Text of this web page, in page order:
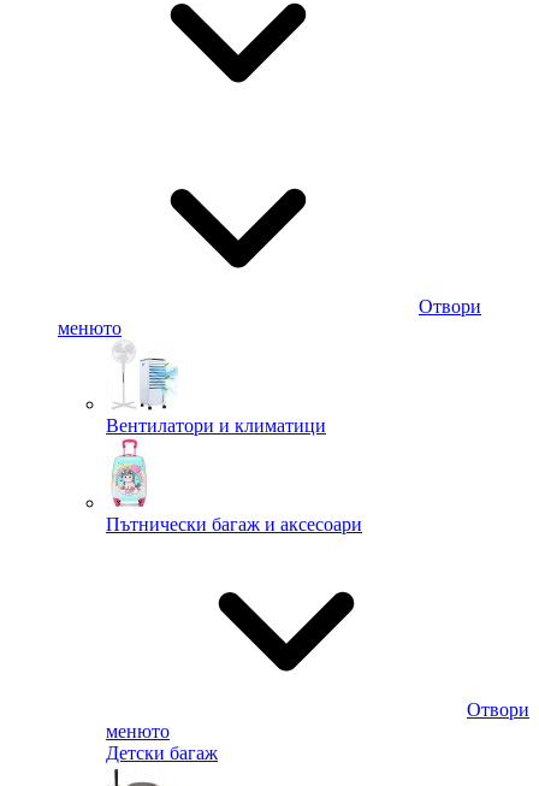
Отвори
менюто
Вентилатори и климатици
Пътнически багаж и аксесоари
Отвори
менюто
Детски багаж